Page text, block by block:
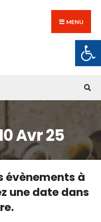
MENU
Avr 25
évènements à
une date dans